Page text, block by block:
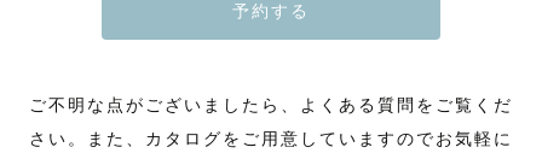
予約する
ご不明な点がございましたら、よくある質問をご覧くだ
さい。また、カタログをご用意していますのでお気軽に